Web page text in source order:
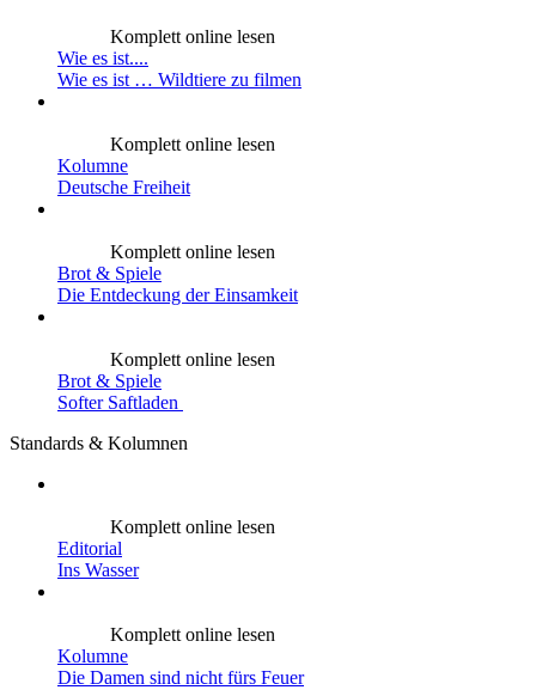
Komplett online lesen
Wie es ist....
Wie es ist … Wildtiere zu filmen
Komplett online lesen
Kolumne
Deutsche Freiheit
Komplett online lesen
Brot & Spiele
Die Entdeckung der Einsamkeit
Komplett online lesen
Brot & Spiele
Softer Saftladen
Standards & Kolumnen
Komplett online lesen
Editorial
Ins Wasser
Komplett online lesen
Kolumne
Die Damen sind nicht fürs Feuer